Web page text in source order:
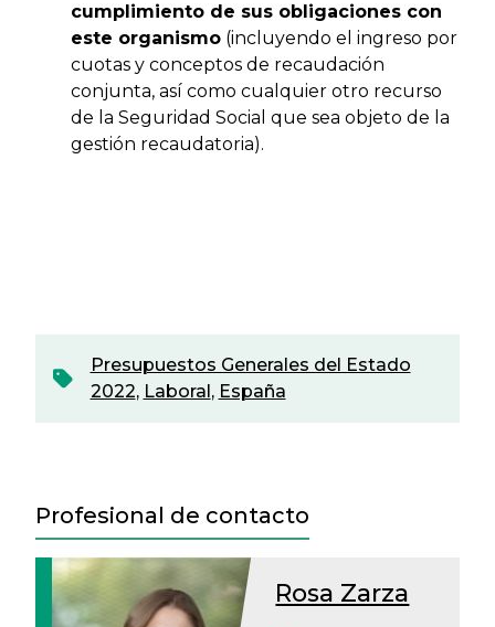
cumplimiento de sus obligaciones con
este organismo (incluyendo el ingreso por
cuotas y conceptos de recaudación
conjunta, así como cualquier otro recurso
de la Seguridad Social que sea objeto de la
gestión recaudatoria).
Presupuestos Generales del Estado
2022, Laboral, España
Profesional de contacto
Rosa Zarza